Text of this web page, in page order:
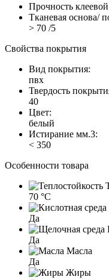
Прочность
Тканевая основа/
> 70 /5
Свойства покрытия
Вид покрытия:
пвх
Твердость
40
Цвет:
белый
Истирание мм.3:
< 350
Особенности товара
70 °C
Да
Да
Масла
Да
Жиры